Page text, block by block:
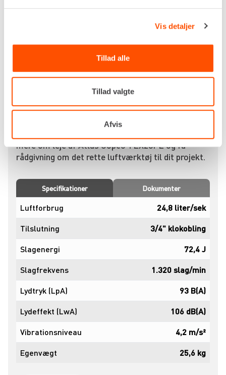
Vis detaljer
Tillad alle
Tillad valgte
Afvis
Atlas Copco TEX23PE er ideel til mindre og
brug for en robust og driftssikker maskine, der
kan levere ensartet slagkraft og høj produktivitet.
Hos Renta kan du leje lufthammer 23 kg til både
kortvarige og længere projekter. Maskinen leveres
behov – så du kan komme direkte i gang.
mere om leje af Atlas Copco TEX23PE og få
rådgivning om det rette luftværktøj til dit projekt.
Specifikationer Dokumenter
Luftforbrug
24,8 liter/sek
Tilslutning
3/4" klokobling
Slagenergi
72,4 J
Slagfrekvens
1.320 slag/min
Lydtryk (LpA)
93 B(A)
Lydeffekt (LwA)
106 dB(A)
Vibrationsniveau
4,2 m/s²
Egenvægt
25,6 kg